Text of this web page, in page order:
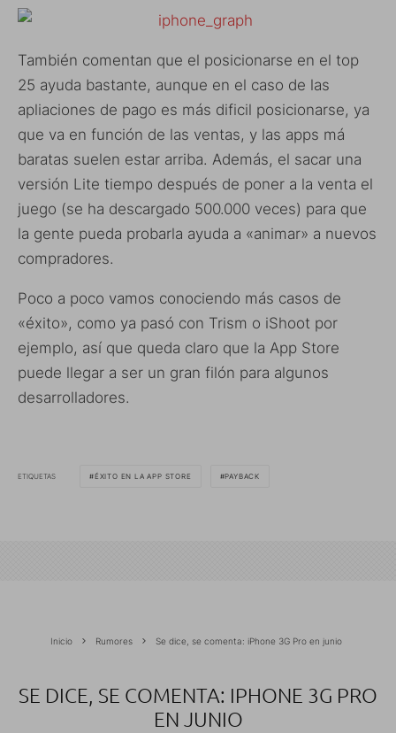
También comentan que el posicionarse en el top
25 ayuda bastante, aunque en el caso de las
apliaciones de pago es más dificil posicionarse, ya
que va en función de las ventas, y las apps má
baratas suelen estar arriba. Además, el sacar una
versión Lite tiempo después de poner a la venta el
juego (se ha descargado 500.000 veces) para que
la gente pueda probarla ayuda a «animar» a nuevos
compradores.
Poco a poco vamos conociendo más casos de
«éxito», como ya pasó con Trism o iShoot por
ejemplo, así que queda claro que la App Store
puede llegar a ser un gran filón para algunos
desarrolladores.
ETIQUETAS ÉXITO EN LA APP STORE PAYBACK
Inicio Rumores Se dice, se comenta: iPhone 3G Pro en junio
SE DICE, SE COMENTA: IPHONE 3G PRO
EN JUNIO